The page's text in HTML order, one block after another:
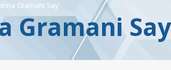
Gramani Say
Gramani Say